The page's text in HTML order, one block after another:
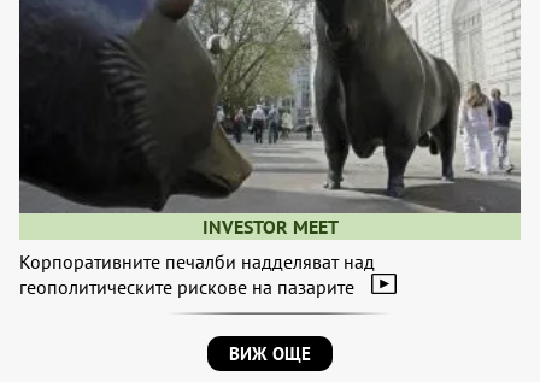
INVESTOR MEET
Корпоративните печалби надделяват над
геополитическите рискове на пазарите
ВИЖ ОЩЕ